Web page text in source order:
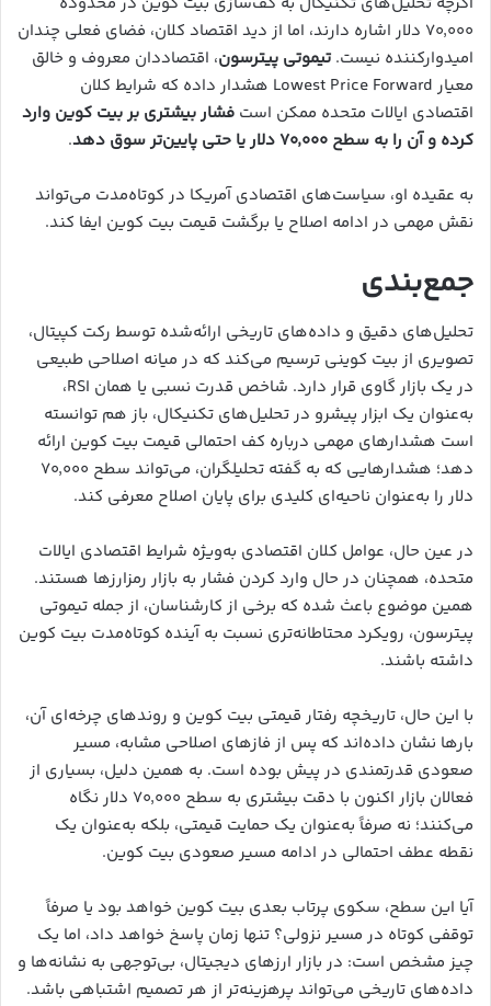
۷۰٬۰۰۰ دلار اشاره دارند، اما از دید اقتصاد کلان، فضای فعلی چندان
امیدوارکننده نیست. تیموتی پیترسون، اقتصاددان معروف و خالق
معیار Lowest Price Forward هشدار داده که شرایط کلان
اقتصادی ایالات متحده ممکن است فشار بیشتری بر بیت کوین وارد
کرده و آن را به سطح ۷۰٬۰۰۰ دلار یا حتی پایین‌تر سوق دهد
.
به عقیده او، سیاست‌های اقتصادی آمریکا در کوتاه‌مدت می‌تواند
نقش مهمی در ادامه اصلاح یا برگشت قیمت بیت کوین ایفا کند.
جمع‌بندی
تحلیل‌های دقیق و داده‌های تاریخی ارائه‌شده توسط رکت کپیتال،
تصویری از بیت کوینی ترسیم می‌کند که در میانه اصلاحی طبیعی
در یک بازار گاوی قرار دارد. شاخص قدرت نسبی یا همان RSI،
به‌عنوان یک ابزار پیشرو در تحلیل‌های تکنیکال، باز هم توانسته
است هشدارهای مهمی درباره کف احتمالی قیمت بیت کوین ارائه
دهد؛ هشدارهایی که به گفته تحلیلگران، می‌تواند سطح ۷۰٬۰۰۰
دلار را به‌عنوان ناحیه‌ای کلیدی برای پایان اصلاح معرفی کند.
در عین حال، عوامل کلان اقتصادی به‌ویژه شرایط اقتصادی ایالات
متحده، همچنان در حال وارد کردن فشار به بازار رمزارزها هستند.
همین موضوع باعث شده که برخی از کارشناسان، از جمله تیموتی
پیترسون، رویکرد محتاطانه‌تری نسبت به آینده کوتاه‌مدت بیت کوین
داشته باشند.
با این حال، تاریخچه رفتار قیمتی بیت کوین و روندهای چرخه‌ای آن،
بارها نشان داده‌اند که پس از فازهای اصلاحی مشابه، مسیر
صعودی قدرتمندی در پیش بوده است. به همین دلیل، بسیاری از
فعالان بازار اکنون با دقت بیشتری به سطح ۷۰٬۰۰۰ دلار نگاه
می‌کنند؛ نه صرفاً به‌عنوان یک حمایت قیمتی، بلکه به‌عنوان یک
نقطه عطف احتمالی در ادامه مسیر صعودی بیت کوین.
آیا این سطح، سکوی پرتاب بعدی بیت کوین خواهد بود یا صرفاً
توقفی کوتاه در مسیر نزولی؟ تنها زمان پاسخ خواهد داد، اما یک
چیز مشخص است: در بازار ارزهای دیجیتال، بی‌توجهی به نشانه‌ها و
داده‌های تاریخی می‌تواند پرهزینه‌تر از هر تصمیم اشتباهی باشد.